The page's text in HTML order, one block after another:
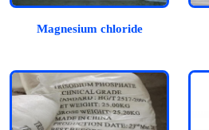
Magnesium chloride